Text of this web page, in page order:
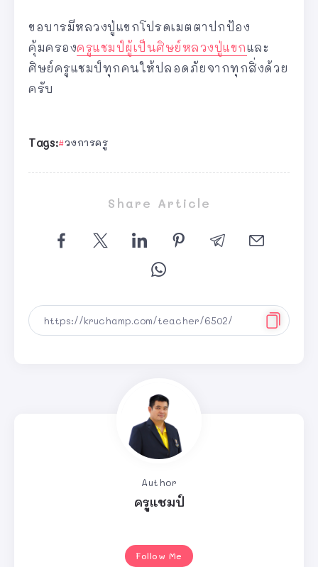
ขอบารมีหลวงปู่แขกโปรดเมตตาปกป้อง
คุ้มครองครูแชมป์ผู้เป็นศิษย์หลวงปู่แขกและ
ศิษย์ครูแชมป์ทุกคนให้ปลอดภัยจากทุกสิ่งด้วย
ครับ
Tags: วงการครู
Share Article
Author
ครูแชมป์
Follow Me